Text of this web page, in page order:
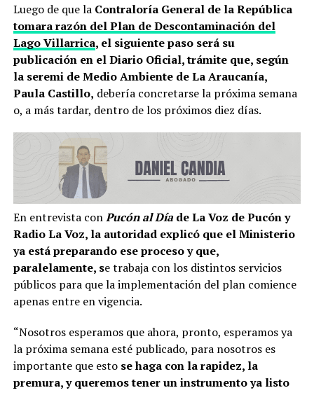
Luego de que la Contraloría General de la República
tomara razón del Plan de Descontaminación del
Lago Villarrica, el siguiente paso será su
publicación en el Diario Oficial, trámite que, según
la seremi de Medio Ambiente de La Araucanía,
Paula Castillo, debería concretarse la próxima semana
o, a más tardar, dentro de los próximos diez días.
En entrevista conPucón al Díade La Voz de Pucón y
Radio La Voz, la autoridad explicó que el Ministerio
ya está preparando ese proceso y que,
paralelamente, se trabaja con los distintos servicios
públicos para que la implementación del plan comience
apenas entre en vigencia.
“Nosotros esperamos que ahora, pronto, esperamos ya
la próxima semana esté publicado, para nosotros es
importante que esto se haga con la rapidez, la
premura, y queremos tener un instrumento ya listo